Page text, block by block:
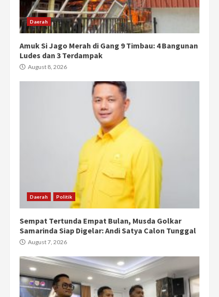
Daerah
Amuk Si Jago Merah di Gang 9 Timbau: 4 Bangunan
Ludes dan 3 Terdampak
August 8, 2026
Daerah Politik
Sempat Tertunda Empat Bulan, Musda Golkar
Samarinda Siap Digelar: Andi Satya Calon Tunggal
August 7, 2026